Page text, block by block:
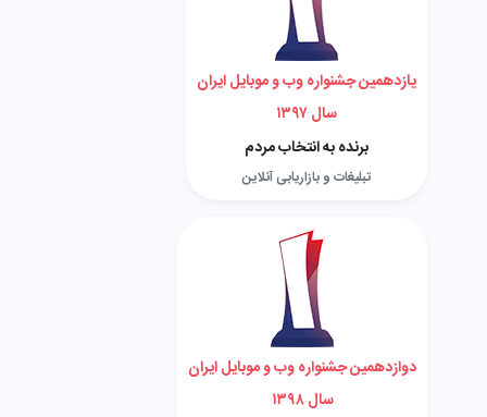
یازدهمین جشنواره وب و موبایل ایران
سال ۱۳۹۷
برنده به انتخاب مردم
تبلیغات و بازاریابی آنلاین
دوازدهمین جشنواره وب و موبایل ایران
سال ۱۳۹۸